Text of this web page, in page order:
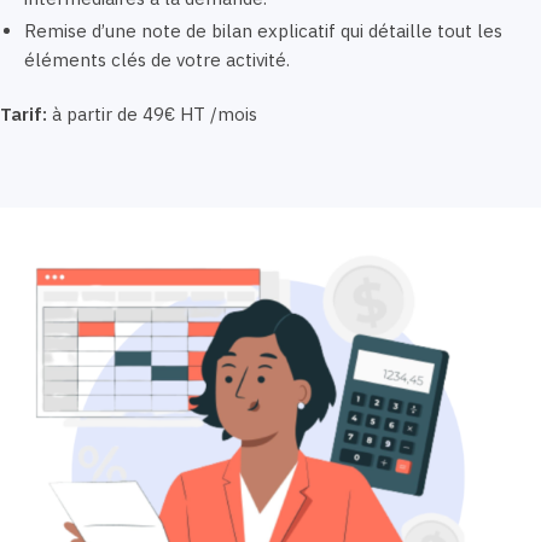
Remise d’une note de bilan explicatif qui détaille tout les
éléments clés de votre activité.
Tarif: à partir de 49€ HT /mois